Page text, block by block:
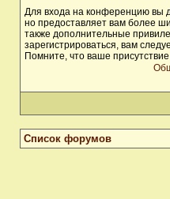
Для входа на конференцию вы
но предоставляет вам более
также дополнительные
зарегистрироваться, вам
Помните, что ваше
Список форумов